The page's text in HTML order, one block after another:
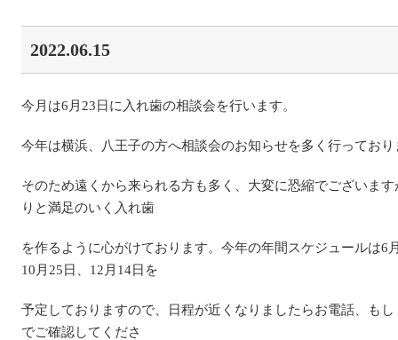
2022.06.15
今月は6月23日に入れ歯の相談会を行います。
今年は横浜、八王子の方へ相談会のお知らせを多く行っており
そのため遠くから来られる方も多く、大変に恐縮でございま
りと満足のいく入れ歯
を作るように心がけております。今年の年間スケジュールは6
10月25日、12月14日を
予定しておりますので、日程が近くなりましたらお電話、も
でご確認してくださ